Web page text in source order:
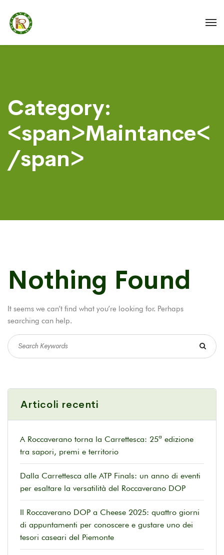
Category:
<span>Maintance<
/span>
Nothing Found
It seems we can’t find what you’re looking for. Perhaps
searching can help.
Articoli recenti
A Roccaverano torna la Carrettesca: 25ª edizione
tra sapori, premi e territorio
Dalla Carrettesca alle ATP Finals: un anno di eventi
per esaltare la versatilità del Roccaverano DOP
Il Roccaverano DOP a Cheese 2025: quattro giorni
di appuntamenti per conoscere e gustare uno dei
tesori caseari del Piemonte